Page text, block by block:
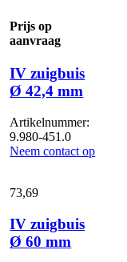
Prijs op
aanvraag
IV zuigbuis
Ø 42,4 mm
Artikelnummer:
9.980-451.0
Neem contact op
73,69
IV zuigbuis
Ø 60 mm